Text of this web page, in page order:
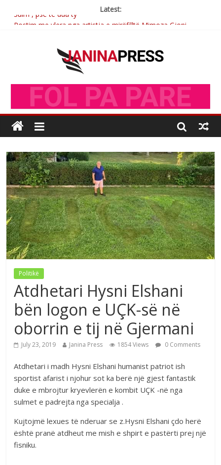
Latest:
Postim me vlera nga artistja e mirëfilltë Mimoza Gjoni
Brahim Çekaj njē veprimtar i respektuar i çeshtjës kombëtare
Politikë
Atdhetari Hysni Elshani
bën logon e UÇK-së në
oborrin e tij në Gjermani
July 23, 2019 Janina Press 1854 Views 0 Comments
Atdhetari i madh Hysni Elshani humanist patriot ish
sportist afarist i njohur sot ka berë një gjest fantastik
duke e mbrojtur kryevlerën e kombit UÇK -në nga
sulmet e padrejta nga specialja .
Kujtojmë lexues të nderuar se z.Hysni Elshani çdo herë
është pranë atdheut me mish e shpirt e pastërti prej një
fisniku.